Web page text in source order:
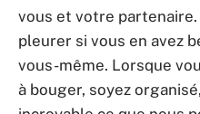
vous et votre
pleurer si vous en avez
vous-même. Lorsque
à bouger, soyez